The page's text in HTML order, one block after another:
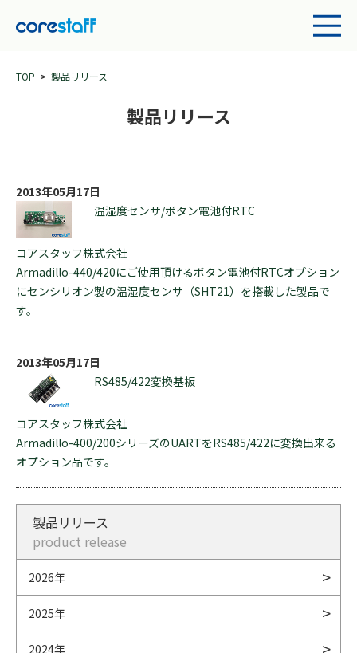
TOP 製品リリース
製品リリース
2013年05月17日
温湿度センサ/ボタン電池付RTC
コアスタッフ株式会社
Armadillo-440/420にご使用頂けるボタン電池付RTCオプション
にセンシリオン製の温湿度センサ（SHT21）を搭載した製品で
す。
2013年05月17日
RS485/422変換基板
コアスタッフ株式会社
Armadillo-400/200シリーズのUARTをRS485/422に変換出来る
オプション品です。
製品リリース
product release
2026年
2025年
2024年